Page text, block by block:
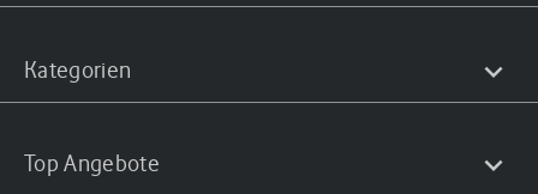
Kategorien
Top Angebote